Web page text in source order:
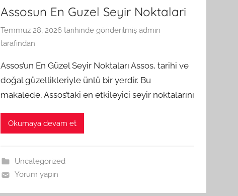
Assosun En Guzel Seyir Noktalari
Temmuz 28, 2026 tarihinde gönderilmiş admin
tarafından
Assos’un En Güzel Seyir Noktaları Assos, tarihi ve
doğal güzellikleriyle ünlü bir yerdir. Bu
makalede, Assos’taki en etkileyici seyir noktalarını
Okumaya devam et
Uncategorized
Yorum yapın